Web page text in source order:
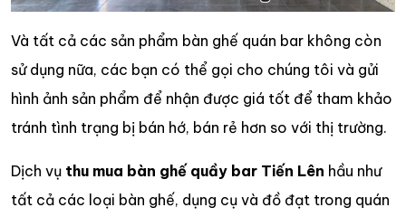
Và tất cả các sản phẩm bàn ghế quán bar không còn
sử dụng nữa, các bạn có thể gọi cho chúng tôi và gửi
hình ảnh sản phẩm để nhận được giá tốt để tham khảo
tránh tình trạng bị bán hớ, bán rẻ hơn so với thị trường.
Dịch vụ thu mua bàn ghế quầy bar Tiến Lên hầu như
tất cả các loại bàn ghế, dụng cụ và đồ đạt trong quán